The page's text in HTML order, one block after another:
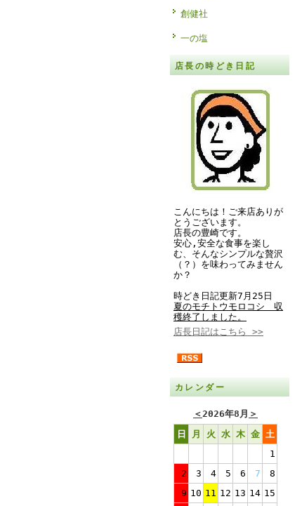
創健社
一の塩
店長の時どき日記
こんにちは！ご来店ありが
とうございます。
店長の豊崎です。
安心,安全な食事を楽し
む、そんなシンプルな贅沢
（？）を味わってみません
か？
時どき日記更新7月25日
夏のモチトウモロコシ 収
穫終了しました。
店長日記はこちら >>
カレンダー
＜2026年8月 ＞
日
月 火 水 木 金 土
1
2
3 4 5 6 7
8
9 10 11 12 13 14 15